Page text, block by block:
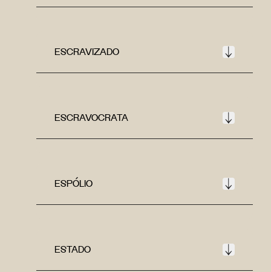
ESCRAVIZADO
ESCRAVOCRATA
ESPÓLIO
ESTADO